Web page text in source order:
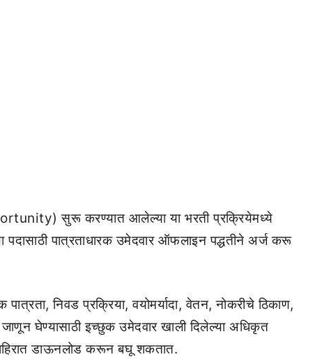
सुरू करण्यात आलेल्या या भरती प्रक्रियेमध्ये
पदासाठी पात्रताधारक उमेदवार ऑफलाइन पद्धतीने अर्ज करू
निवड प्रक्रिया, वयोमर्यादा, वेतन, नोकरीचे ठिकाण,
जाणून घेण्यासाठी इच्छुक उमेदवार खाली दिलेल्या अधिकृत
डाऊनलोड करून बघू शकतात.